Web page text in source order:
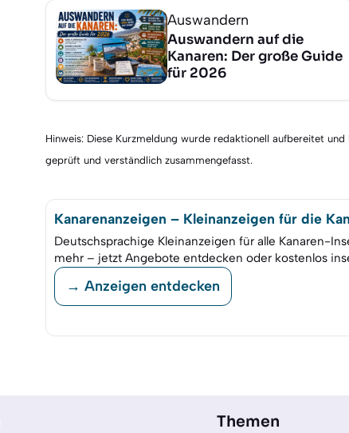
Auswandern
Auswandern auf die
Kanaren: Der große Guide
für 2026
Hinweis: Diese Kurzmeldung wurde redaktionell aufbereitet
geprüft und verständlich zusammengefasst.
Kanarenanzeigen – Kleinanzeigen für die
Deutschsprachige Kleinanzeigen für alle Kanaren-
mehr – jetzt Angebote entdecken oder kostenlos
→ Anzeigen entdecken
Themen